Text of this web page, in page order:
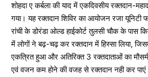
शोहदा ए कर्बला की याद में एकदिवसीय रक्तदान-
गया। यह रक्तदान शिविर का आयोजन रजा यूनिटी
रांची के डोरंडा ओल्ड हाईकोर्ट तुलसी चौक के पास
में लोगों ने बढ़-चढ़ कर रक्तदान में हिस्सा लिया,
एकत्रित हुआ और अतिरिक्त 3 रक्तदाताओं का मौसमी
एवं वजन कम होने की वजह से रक्तदान नही कर